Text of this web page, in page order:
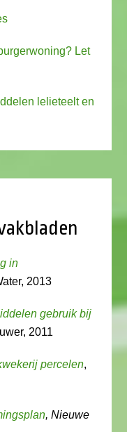
Let
lelieteelt en
in
2013
gebruik bij
2011
percelen,
, Nieuwe